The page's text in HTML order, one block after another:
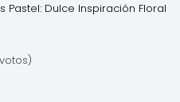
Pastel: Dulce Inspiración Floral